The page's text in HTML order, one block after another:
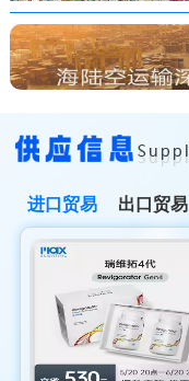
进口贸易 出口贸易